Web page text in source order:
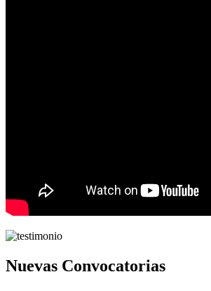
Nuevas Convocatorias